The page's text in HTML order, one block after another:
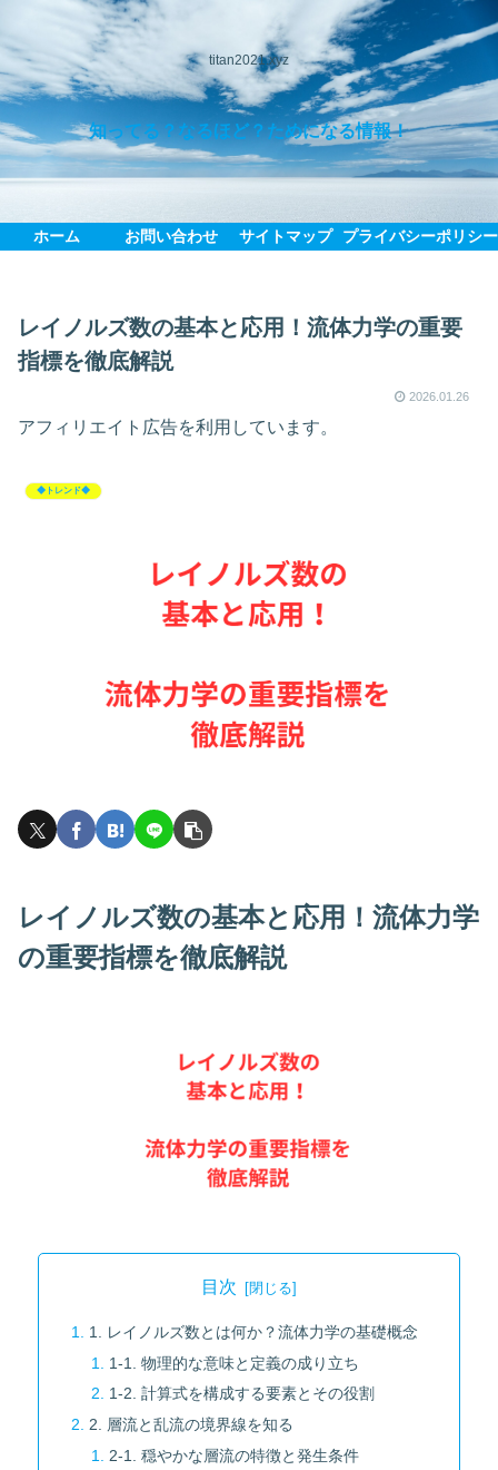
titan2021.xyz
知ってる？なるほど？ためになる情報！
ホーム お問い合わせ サイトマップ プライバシーポリシー
レイノルズ数の基本と応用！流体力学の重要
指標を徹底解説
2026.01.26
アフィリエイト広告を利用しています。
◆トレンド◆
レイノルズ数の基本と応用！流体力学
の重要指標を徹底解説
目次
1. レイノルズ数とは何か？流体力学の基礎概念
1-1. 物理的な意味と定義の成り立ち
1-2. 計算式を構成する要素とその役割
2. 層流と乱流の境界線を知る
2-1. 穏やかな層流の特徴と発生条件